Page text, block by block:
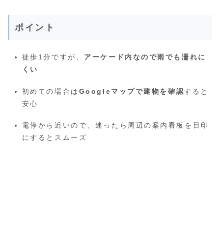
ポイント
徒歩1分ですが、 アーケード内なので雨でも濡れに
くい
初めての場合は Googleマップで建物を確認すると
安心
電停から近いので、迷ったら周辺の案内看板を目印
にするとスムーズ